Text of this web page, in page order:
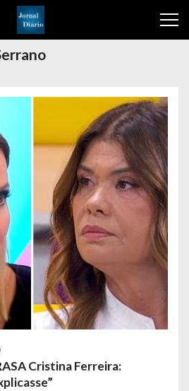
Cristina Ferreira: